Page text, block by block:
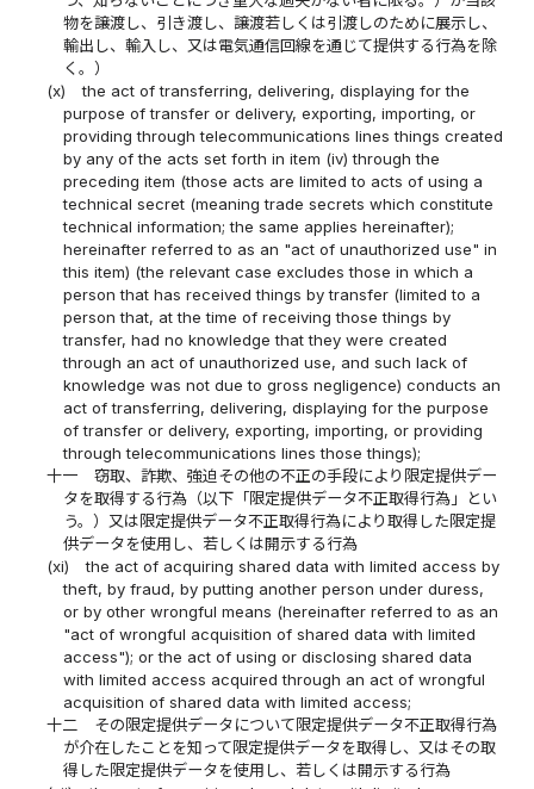
物を譲渡し、引き渡し、譲渡若しくは引渡しのために展示し、
輸出し、輸入し、又は電気通信回線を通じて提供する行為を除
く。）
(x)
the act of transferring, delivering, displaying for the
purpose of transfer or delivery, exporting, importing, or
providing through telecommunications lines things created
by any of the acts set forth in item (iv) through the
preceding item (those acts are limited to acts of using a
technical secret (meaning trade secrets which constitute
technical information; the same applies hereinafter);
hereinafter referred to as an "act of unauthorized use" in
this item) (the relevant case excludes those in which a
person that has received things by transfer (limited to a
person that, at the time of receiving those things by
transfer, had no knowledge that they were created
through an act of unauthorized use, and such lack of
knowledge was not due to gross negligence) conducts an
act of transferring, delivering, displaying for the purpose
of transfer or delivery, exporting, importing, or providing
through telecommunications lines those things);
十一
窃取、詐欺、強迫その他の不正の手段により限定提供デー
タを取得する行為（以下「限定提供データ不正取得行為」とい
う。）又は限定提供データ不正取得行為により取得した限定提
供データを使用し、若しくは開示する行為
(xi)
the act of acquiring shared data with limited access by
theft, by fraud, by putting another person under duress,
or by other wrongful means (hereinafter referred to as an
"act of wrongful acquisition of shared data with limited
access"); or the act of using or disclosing shared data
with limited access acquired through an act of wrongful
acquisition of shared data with limited access;
十二
その限定提供データについて限定提供データ不正取得行為
が介在したことを知って限定提供データを取得し、又はその取
得した限定提供データを使用し、若しくは開示する行為